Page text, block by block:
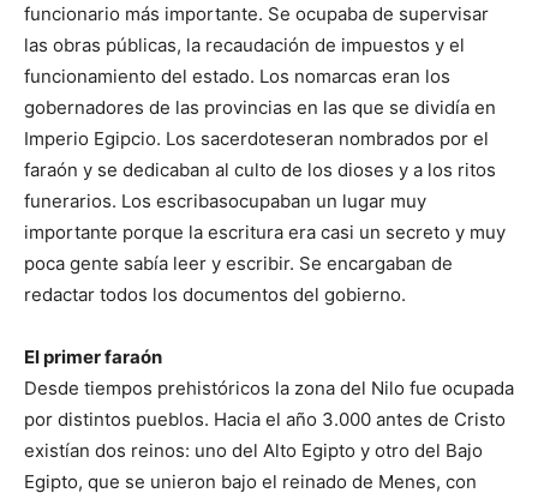
funcionario más importante. Se ocupaba de supervisar
las obras públicas, la recaudación de impuestos y el
funcionamiento del estado. Los nomarcas eran los
gobernadores de las provincias en las que se dividía en
Imperio Egipcio. Los sacerdoteseran nombrados por el
faraón y se dedicaban al culto de los dioses y a los ritos
funerarios. Los escribasocupaban un lugar muy
importante porque la escritura era casi un secreto y muy
poca gente sabía leer y escribir. Se encargaban de
redactar todos los documentos del gobierno.
El primer faraón
Desde tiempos prehistóricos la zona del Nilo fue ocupada
por distintos pueblos. Hacia el año 3.000 antes de Cristo
existían dos reinos: uno del Alto Egipto y otro del Bajo
Egipto, que se unieron bajo el reinado de Menes, con